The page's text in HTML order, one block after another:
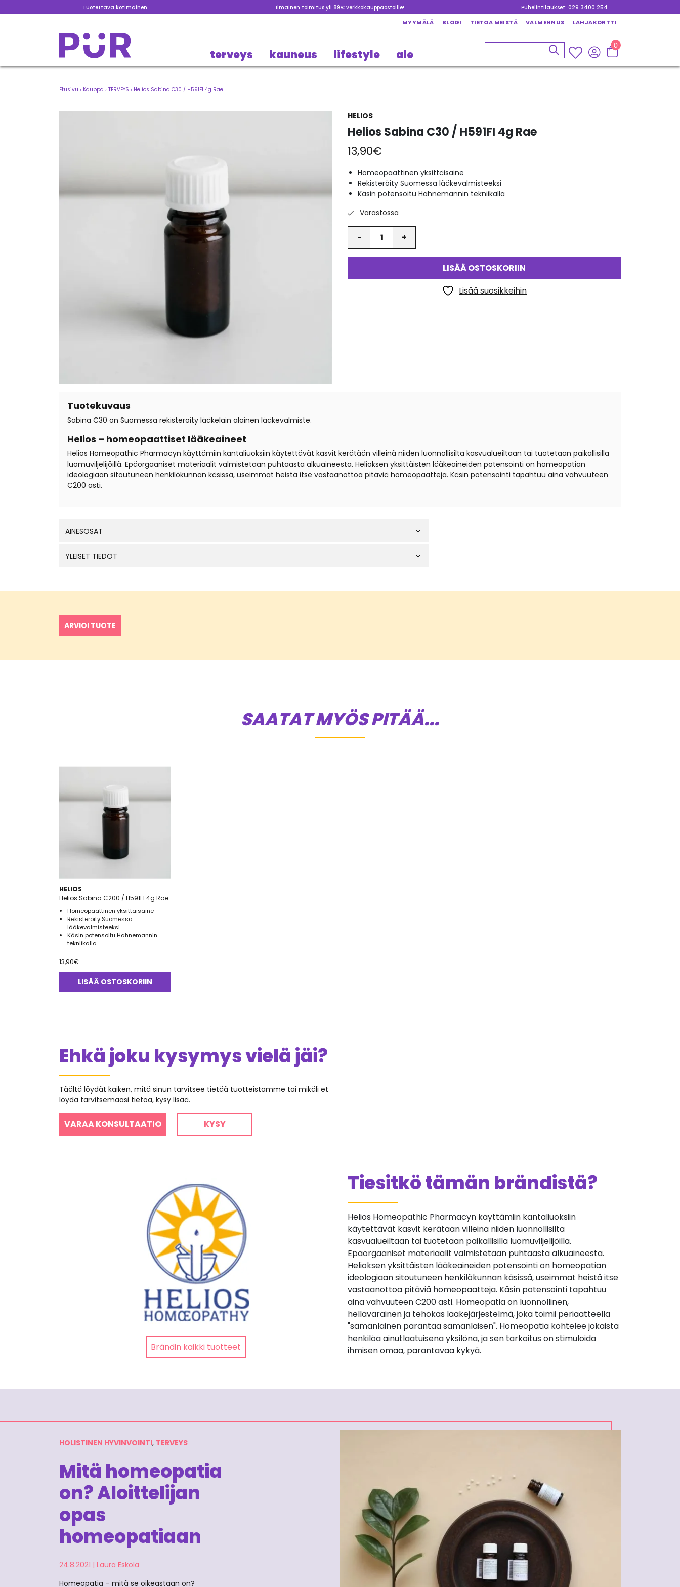
Luotettava kotimainen Ilmainen toimitus yli 89€ verkkokauppaostoille! Puhelintilaukset: 029 3400 254
MYYMÄLÄ BLOGI TIETOA MEISTÄ VALMENNUS LAHJAKORTTI
terveys kauneus lifestyle ale
0
Etusivu › Kauppa › TERVEYS › Helios Sabina C30 / H591FI 4g Rae
HELIOS
Helios Sabina C30 / H591FI 4g Rae
13,90€
Homeopaattinen yksittäisaine
Rekisteröity Suomessa lääkevalmisteeksi
Käsin potensoitu Hahnemannin tekniikalla
Varastossa
LISÄÄ OSTOSKORIIN
Lisää suosikkeihin
Tuotekuvaus
Sabina C30 on Suomessa rekisteröity lääkelain alainen lääkevalmiste.
Helios – homeopaattiset lääkeaineet
Helios Homeopathic Pharmacyn käyttämiin kantaliuoksiin käytettävät kasvit kerätään villeinä niiden luonnollisilta kasvualueiltaan tai tuotetaan paikallisilla
luomuviljelijöillä. Epäorgaaniset materiaalit valmistetaan puhtaasta alkuaineesta. Helioksen yksittäisten lääkeaineiden potensointi on homeopatian
ideologiaan sitoutuneen henkilökunnan käsissä, useimmat heistä itse vastaanottoa pitäviä homeopaatteja. Käsin potensointi tapahtuu aina vahvuuteen
C200 asti.
AINESOSAT
YLEISET TIEDOT
ARVIOI TUOTE
SAATAT MYÖS PITÄÄ...
HELIOS
Helios Sabina C200 / H591FI 4g Rae
Homeopaattinen yksittäisaine
Rekisteröity Suomessa
lääkevalmisteeksi
Käsin potensoitu Hahnemannin
tekniikalla
13,90€
LISÄÄ OSTOSKORIIN
Ehkä joku kysymys vielä jäi?
Täältä löydät kaiken, mitä sinun tarvitsee tietää tuotteistamme tai mikäli et
löydä tarvitsemaasi tietoa, kysy lisää.
VARAA KONSULTAATIO KYSY
Brändin kaikki tuotteet
Tiesitkö tämän brändistä?
Helios Homeopathic Pharmacyn käyttämiin kantaliuoksiin
käytettävät kasvit kerätään villeinä niiden luonnollisilta
kasvualueiltaan tai tuotetaan paikallisilla luomuviljelijöillä.
Epäorgaaniset materiaalit valmistetaan puhtaasta alkuaineesta.
Helioksen yksittäisten lääkeaineiden potensointi on homeopatian
ideologiaan sitoutuneen henkilökunnan käsissä, useimmat heistä itse
vastaanottoa pitäviä homeopaatteja. Käsin potensointi tapahtuu
aina vahvuuteen C200 asti. Homeopatia on luonnollinen,
hellävarainen ja tehokas lääkejärjestelmä, joka toimii periaatteella
"samanlainen parantaa samanlaisen". Homeopatia kohtelee jokaista
henkilöä ainutlaatuisena yksilönä, ja sen tarkoitus on stimuloida
ihmisen omaa, parantavaa kykyä.
HOLISTINEN HYVINVOINTI, TERVEYS
Mitä homeopatia
on? Aloittelijan
opas
homeopatiaan
24.8.2021 | Laura Eskola
Homeopatia – mitä se oikeastaan on?